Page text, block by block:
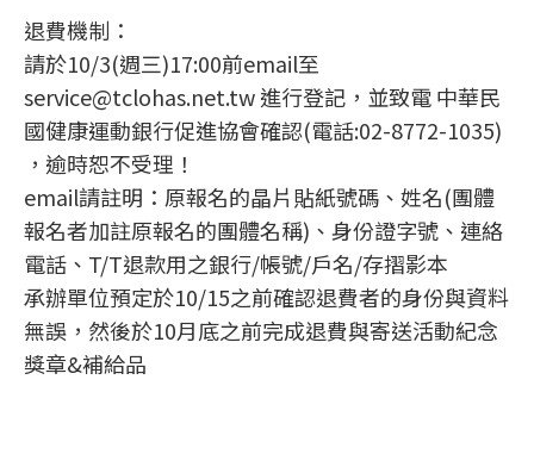
退費機制：
請於10/3(週三)17:00前email至
service@tclohas.net.tw 進行登記，並致電 中華民
國健康運動銀行促進協會確認(電話:02-8772-1035)
，逾時恕不受理！
email請註明：原報名的晶片貼紙號碼、姓名(團體
報名者加註原報名的團體名稱)、身份證字號、連絡
電話、T/T退款用之銀行/帳號/戶名/存摺影本
承辦單位預定於10/15之前確認退費者的身份與資料
無誤，然後於10月底之前完成退費與寄送活動紀念
獎章&補給品